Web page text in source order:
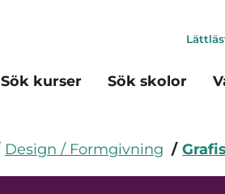
Sök kurser Sök skolor
Design / Formgivning